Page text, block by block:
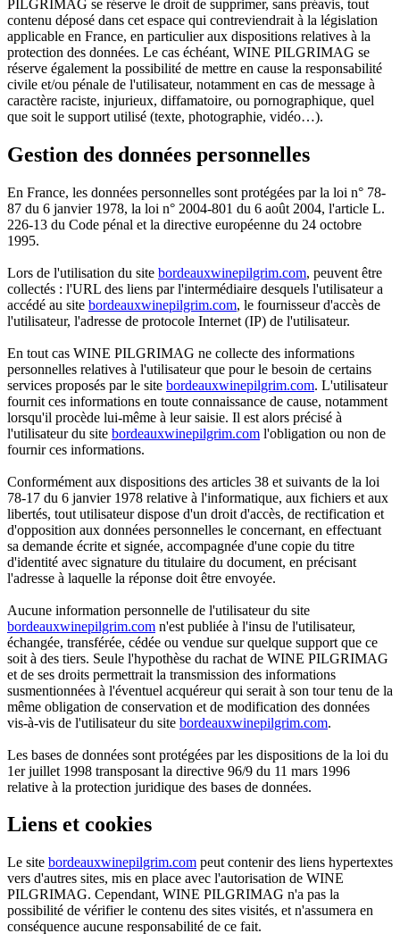
PILGRIMAG se réserve le droit de supprimer, sans préavis, tout
contenu déposé dans cet espace qui contreviendrait à la législation
applicable en France, en particulier aux dispositions relatives à la
protection des données. Le cas échéant, WINE PILGRIMAG se
réserve également la possibilité de mettre en cause la responsabilité
civile et/ou pénale de l'utilisateur, notamment en cas de message à
caractère raciste, injurieux, diffamatoire, ou pornographique, quel
que soit le support utilisé (texte, photographie, vidéo…).
Gestion des données personnelles
En France, les données personnelles sont protégées par la loi n° 78-
87 du 6 janvier 1978, la loi n° 2004-801 du 6 août 2004, l'article L.
226-13 du Code pénal et la directive européenne du 24 octobre
1995.
Lors de l'utilisation du site bordeauxwinepilgrim.com, peuvent être
collectés : l'URL des liens par l'intermédiaire desquels l'utilisateur a
accédé au site bordeauxwinepilgrim.com, le fournisseur d'accès de
l'utilisateur, l'adresse de protocole Internet (IP) de l'utilisateur.
En tout cas WINE PILGRIMAG ne collecte des informations
personnelles relatives à l'utilisateur que pour le besoin de certains
services proposés par le site bordeauxwinepilgrim.com. L'utilisateur
fournit ces informations en toute connaissance de cause, notamment
lorsqu'il procède lui-même à leur saisie. Il est alors précisé à
l'utilisateur du site bordeauxwinepilgrim.com l'obligation ou non de
fournir ces informations.
Conformément aux dispositions des articles 38 et suivants de la loi
78-17 du 6 janvier 1978 relative à l'informatique, aux fichiers et aux
libertés, tout utilisateur dispose d'un droit d'accès, de rectification et
d'opposition aux données personnelles le concernant, en effectuant
sa demande écrite et signée, accompagnée d'une copie du titre
d'identité avec signature du titulaire du document, en précisant
l'adresse à laquelle la réponse doit être envoyée.
Aucune information personnelle de l'utilisateur du site
bordeauxwinepilgrim.com n'est publiée à l'insu de l'utilisateur,
échangée, transférée, cédée ou vendue sur quelque support que ce
soit à des tiers. Seule l'hypothèse du rachat de WINE PILGRIMAG
et de ses droits permettrait la transmission des informations
susmentionnées à l'éventuel acquéreur qui serait à son tour tenu de la
même obligation de conservation et de modification des données
vis-à-vis de l'utilisateur du site bordeauxwinepilgrim.com.
Les bases de données sont protégées par les dispositions de la loi du
1er juillet 1998 transposant la directive 96/9 du 11 mars 1996
relative à la protection juridique des bases de données.
Liens et cookies
Le site bordeauxwinepilgrim.com peut contenir des liens hypertextes
vers d'autres sites, mis en place avec l'autorisation de WINE
PILGRIMAG. Cependant, WINE PILGRIMAG n'a pas la
possibilité de vérifier le contenu des sites visités, et n'assumera en
conséquence aucune responsabilité de ce fait.